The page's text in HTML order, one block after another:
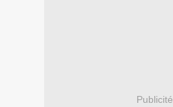
Publicité